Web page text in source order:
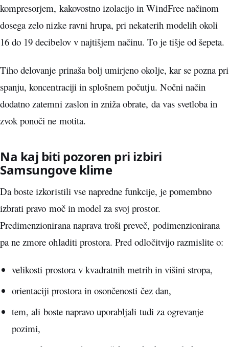
kompresorjem, kakovostno izolacijo in WindFree načinom
dosega zelo nizke ravni hrupa, pri nekaterih modelih okoli
16 do 19 decibelov v najtišjem načinu. To je tišje od šepeta.
Tiho delovanje prinaša bolj umirjeno okolje, kar se pozna pri
spanju, koncentraciji in splošnem počutju. Nočni način
dodatno zatemni zaslon in zniža obrate, da vas svetloba in
zvok ponoči ne motita.
Na kaj biti pozoren pri izbiri
Samsungove klime
Da boste izkoristili vse napredne funkcije, je pomembno
izbrati pravo moč in model za svoj prostor.
Predimenzionirana naprava troši preveč, podimenzionirana
pa ne zmore ohladiti prostora. Pred odločitvijo razmislite o:
velikosti prostora v kvadratnih metrih in višini stropa,
orientaciji prostora in osončenosti čez dan,
tem, ali boste napravo uporabljali tudi za ogrevanje
pozimi,